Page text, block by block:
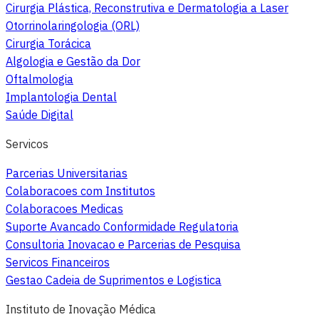
Cirurgia Plástica, Reconstrutiva e Dermatologia a Laser
Otorrinolaringologia (ORL)
Cirurgia Torácica
Algologia e Gestão da Dor
Oftalmologia
Implantologia Dental
Saúde Digital
Servicos
Parcerias Universitarias
Colaboracoes com Institutos
Colaboracoes Medicas
Suporte Avancado Conformidade Regulatoria
Consultoria Inovacao e Parcerias de Pesquisa
Servicos Financeiros
Gestao Cadeia de Suprimentos e Logistica
Instituto de Inovação Médica